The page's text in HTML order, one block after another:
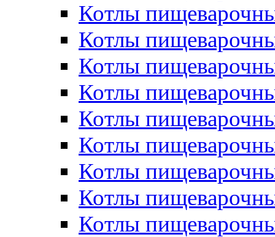
Котлы
Котлы
Котлы
Котлы
Котлы
Котлы
Котлы
Котлы
Котлы